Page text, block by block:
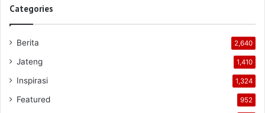
Categories
Berita 2,640
Jateng 1,410
Inspirasi 1,324
Featured 952